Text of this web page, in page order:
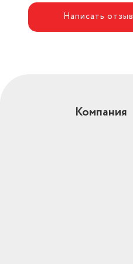
Написать отзыв
Компания